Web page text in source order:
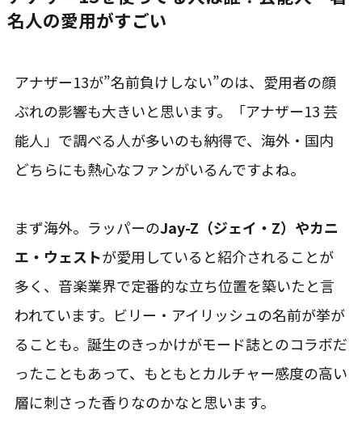
名人の愛用がすごい
アナザー13が”名前負けしない”のは、愛用者の顔
ぶれの影響も大きいと思います。「アナザー13 芸
能人」で調べる人が多いのも納得で、海外・国内
どちらにも熱心なファンがいるんですよね。
まず海外。ラッパーのJay-Z（ジェイ・Z）やカニ
エ・ウェストが愛用していると紹介されることが
多く、音楽業界で定番的な立ち位置を築いたと言
われています。ビリー・アイリッシュの名前が挙が
ることも。誕生のきっかけがモード誌とのコラボだ
ったこともあって、もともとカルチャー感度の高い
層に刺さった香りなのかなと思います。